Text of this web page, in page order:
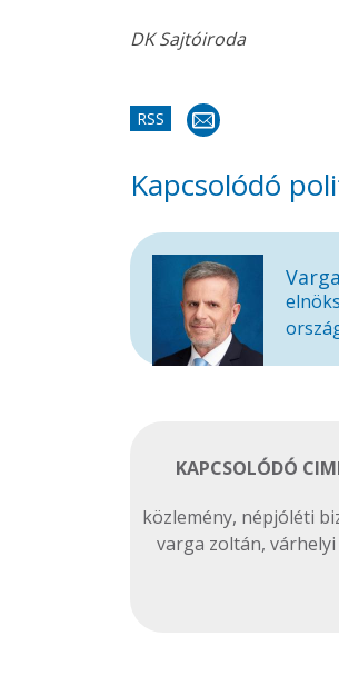
DK Sajtóiroda
RSS
Kapcsolódó
KAPCSOLÓDÓ
közlemény, népjóléti
varga zoltán,